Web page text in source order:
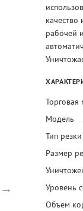
→
рабочей
Торговая
Модель
Тип резки
Размер
Уровень
Объем